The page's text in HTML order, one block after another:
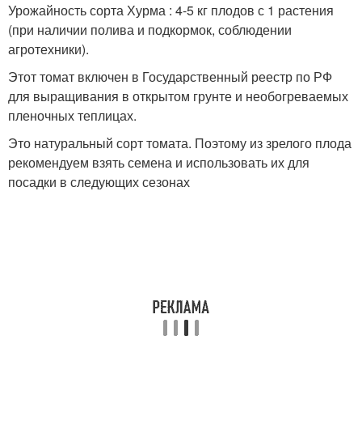
Урожайность сорта Хурма : 4-5 кг плодов с 1 растения
(при наличии полива и подкормок, соблюдении
агротехники).
Этот томат включен в Государственный реестр по РФ
для выращивания в открытом грунте и необогреваемых
пленочных теплицах.
Это натуральный сорт томата. Поэтому из зрелого плода
рекомендуем взять семена и использовать их для
посадки в следующих сезонах